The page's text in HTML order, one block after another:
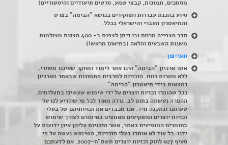
מסמכים, תמונות, קבצי שמע, סרטים תיעודיים והיסטוריים)
סיוע בהכנת עבודות ותחקירים בנושא "הבימה" בפרט
והתיאטרון העברי והישראלי בכלל.
חדר הצפייה מרווח ובו ניתן לצפות ב- 400 הצגות מצולמות
משנות השבעים והלאה (בתיאום מראש!)
תעריפון
אתר ארכיון "הבימה" הינו אתר לימוד ומחקר שאיננו מסחרי,
ללא מטרות רווח. הזכויות למרבית התמונות שבאתר הארכיון
נמצאות בידי תיאטרון "הבימה".
ככל שהופרו זכויות יוצרים על ידי שימוש שעשינו בתצלומים,
ההפרה נעשתה בתום לב. נודה מאוד לכל מי שיודיע לנו על
טעותנו ונתקנה מיד. אנו מכבדים את זכויותיהם של בעלי
זכויות יוצרים ומשקיעים מאמצים באיתורם לצורך שימוש
בחומרים המופיעים באתר, אשר הזכויות עליהן אינן ידועות על
ידנו. כל עוד לא אותרו בעלי הזכויות, השימוש נעשה על פי
סעיף 27א לחוק זכויות יוצרים תשס"ח-2007. אם לדעתכם